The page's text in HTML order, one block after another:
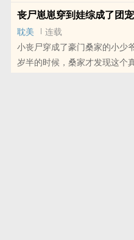
本站提示：各位书友要是觉得
的朋友推荐哦！
丧尸崽崽穿到娃综成了团宠
耽美
连载
小丧尸穿成了豪门桑家的小少
岁半的时候，桑家才发现这个